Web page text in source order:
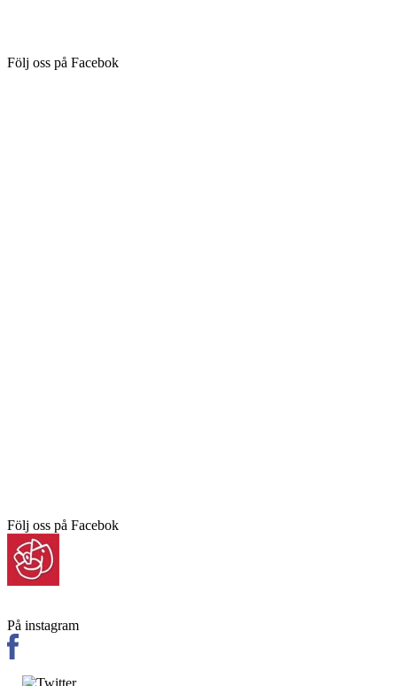
Följ oss på Facebok
Följ oss på Facebok
På instagram